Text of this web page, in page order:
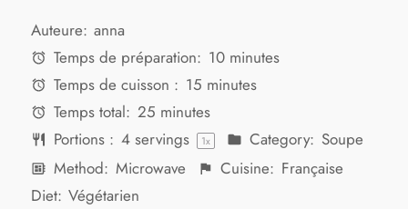
Auteure: anna
Temps de préparation: 10 minutes
Temps de cuisson : 15 minutes
Temps total: 25 minutes
Portions : 4servings 1x Category: Soupe
Method: Microwave Cuisine: Française
Diet: Végétarien